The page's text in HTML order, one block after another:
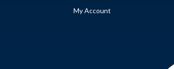
My Account